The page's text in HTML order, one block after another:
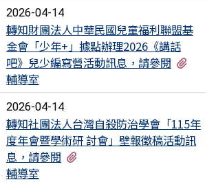
2026-04-14
轉知財團法人中華民國兒童福利聯盟基
金會「少年+」據點辦理2026《講話
吧》兒少編寫營活動訊息，請參閱
輔導室
2026-04-14
轉知社團法人台灣自殺防治學會「115年
度年會暨學術研 討會」壁報徵稿活動訊
息，請參閱
輔導室